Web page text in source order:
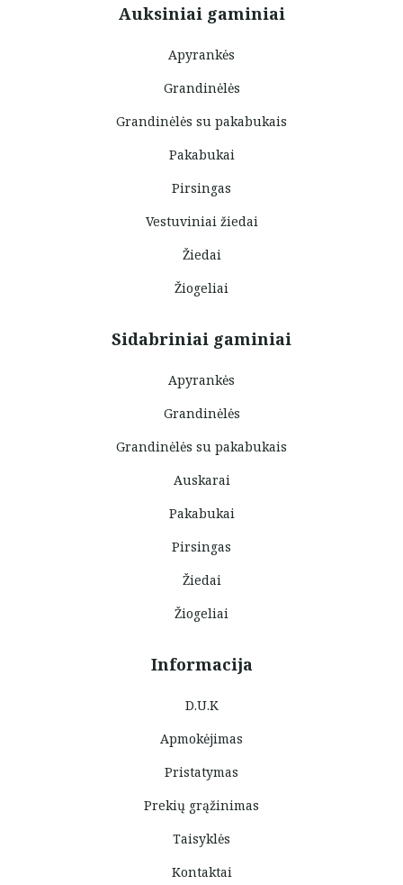
Auksiniai gaminiai
Apyrankės
Grandinėlės
Grandinėlės su pakabukais
Pakabukai
Pirsingas
Vestuviniai žiedai
Žiedai
Žiogeliai
Sidabriniai gaminiai
Apyrankės
Grandinėlės
Grandinėlės su pakabukais
Auskarai
Pakabukai
Pirsingas
Žiedai
Žiogeliai
Informacija
D.U.K
Apmokėjimas
Pristatymas
Prekių grąžinimas
Taisyklės
Kontaktai